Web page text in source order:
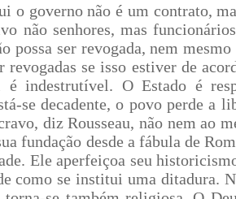
o governo não é um contrato,
não senhores, mas
possa ser revogada, nem
revogadas se isso estiver de
é indestrutível. O Estado é
se decadente, o povo perde a
diz Rousseau, não nem ao
fundação desde a fábula de
Ele aperfeiçoa seu
como se institui uma ditadura.